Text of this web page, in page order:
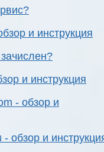
и инструкция
и инструкция
- обзор и
обзор и